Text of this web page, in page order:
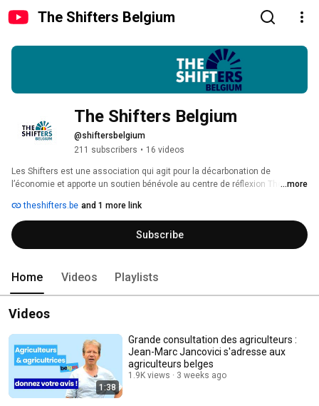
The Shifters Belgium
The Shifters Belgium
@shiftersbelgium
211 subscribers • 16 videos
Les Shifters est une association qui agit pour la décarbonation de
l’économie et apporte un soutien bénévole au centre de réflexion The Shift
...more
theshifters.be and 1 more link
Subscribe
Home Videos Playlists
Videos
1:38
Grande consultation des agriculteurs :
Jean-Marc Jancovici s'adresse aux
agriculteurs belges
1.9K views 3 weeks ago